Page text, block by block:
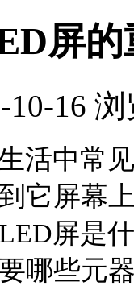
屏的
16
活中常
它屏幕
LED屏是
哪些元